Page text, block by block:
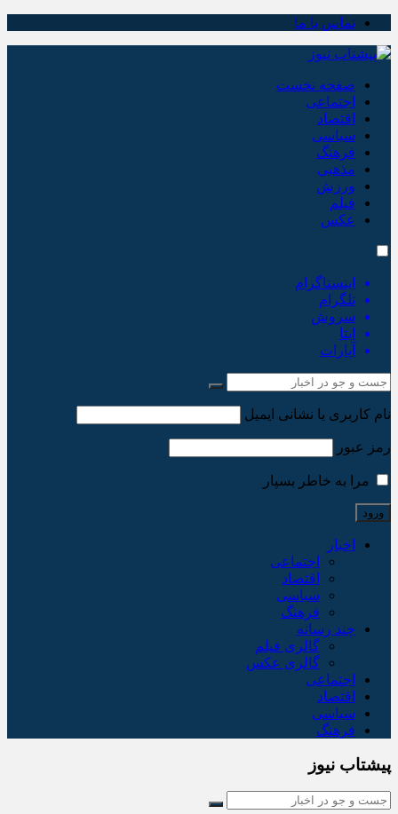
تماس با ما
صفحه نخست
اجتماعی
اقتصاد
سیاسی
فرهنگ
مذهبی
ورزش
فیلم
عکس
اینستاگرام
تلگرام
سروش
ایتا
آپارات
نام کاربری یا نشانی ایمیل
رمز عبور
مرا به خاطر بسپار
اخبار
اجتماعی
اقتصاد
سیاسی
فرهنگ
چند رسانه
گالری فیلم
گالری عکس
اجتماعی
اقتصاد
سیاسی
فرهنگ
پیشتاب نیوز